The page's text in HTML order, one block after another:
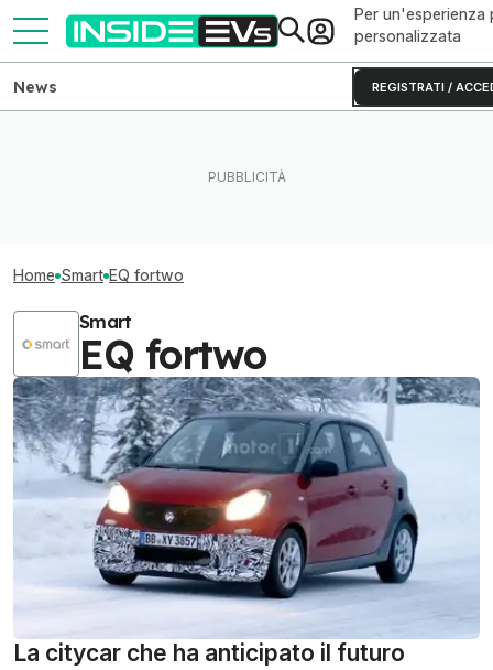
Per un'esperienza
personalizzata
REGISTRATI /
News
Home Smart EQ fortwo
Smart
EQ fortwo
La citycar che ha anticipato il futuro